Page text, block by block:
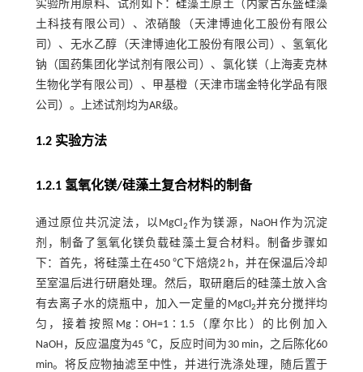
实验所用原料、试剂如下：硅藻土原土（内蒙古东盛硅藻
土科技有限公司）、浓硝酸（天津博迪化工股份有限公
司）、无水乙醇（天津博迪化工股份有限公司）、氢氧化
钠（国药集团化学试剂有限公司）、氯化镁（上海麦克林
生物化学有限公司）、甲基橙（天津市瑞金特化学品有限
公司）。上述试剂均为AR级。
1.2 实验方法
1.2.1 氢氧化镁/硅藻土复合材料的制备
通过原位共沉淀法，以MgCl 2作为镁源，NaOH作为沉淀
剂，制备了氢氧化镁负载硅藻土复合材料。制备步骤如
下：首先，将硅藻土在450 ℃下焙烧2 h，并在保温后冷却
至室温后进行研磨处理。然后，取研磨后的硅藻土放入含
有去离子水的烧瓶中，加入一定量的MgCl 2并充分搅拌均
匀，接着按照Mg∶OH=1∶1.5（摩尔比）的比例加入
NaOH，反应温度为45 ℃，反应时间为30 min，之后陈化60
min。将反应物抽滤至中性，并进行洗涤处理，随后置于